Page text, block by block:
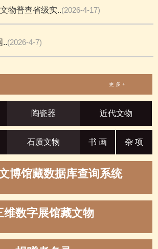
物普查省级实..(2026-4-17)
..(2026-4-7)
更 多 +
陶瓷器 近代文物
石质文物 书 画 杂 项
博馆藏数据库查询系统
维数字展馆藏文物